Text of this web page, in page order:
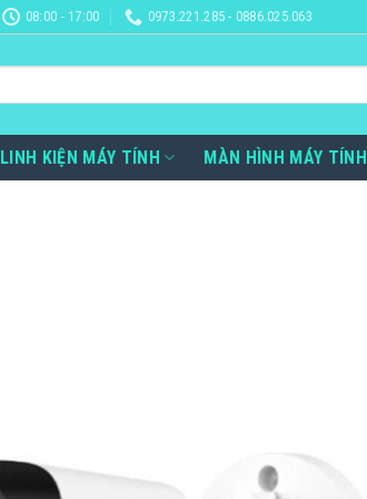
08:00 - 17:00 0973.221.285 - 0886.025.063
LINH KIỆN MÁY TÍNH MÀN HÌNH MÁY TÍNH